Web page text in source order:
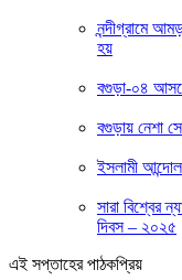
নন্দীগ্রামে
হয়
বগুড়া-০৪
বগুড়ায় নেশা
ইসলামী
সারা বিশ্বের
দিবস – ২০২৫
এই সপ্তাহের পাঠকপ্রিয়